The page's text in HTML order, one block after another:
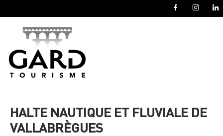
HALTE NAUTIQUE ET FLUVIALE DE
VALLABRÈGUES